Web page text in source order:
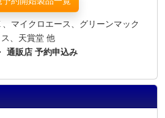
マイクロエース、グリーンマック
ス、天賞堂 他
通販店 予約申込み